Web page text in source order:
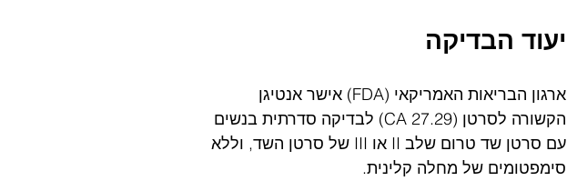
יעוד הבדיקה
ארגון הבריאות האמריקאי (FDA) אישר אנטיגן
הקשורה לסרטן (CA 27.29) לבדיקה סדרתית בנשים
עם סרטן שד טרום שלב II או III של סרטן השד, וללא
סימפטומים של מחלה קלינית.